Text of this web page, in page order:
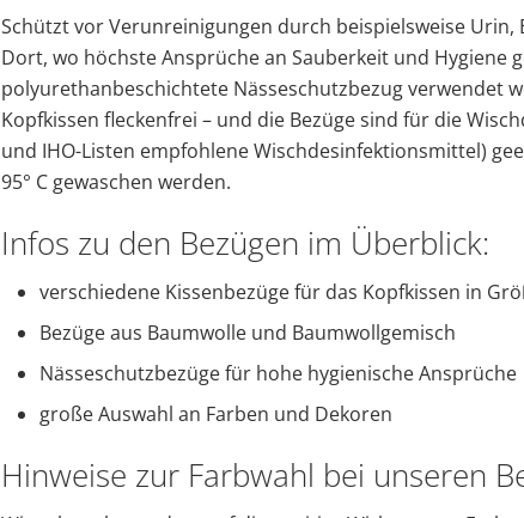
Schützt vor Verunreinigungen durch beispielsweise
Dort, wo höchste Ansprüche an Sauberkeit und Hygiene
polyurethanbeschichtete Nässeschutzbezug verwendet
Kopfkissen fleckenfrei – und die Bezüge sind für die
und IHO-Listen empfohlene Wischdesinfektionsmittel)
95° C gewaschen werden.
Infos zu den Bezügen im Überblick:
verschiedene Kissenbezüge für das Kopfkissen in
Bezüge aus Baumwolle und Baumwollgemisch
Nässeschutzbezüge für hohe hygienische Ansprüche
große Auswahl an Farben und Dekoren
Hinweise zur Farbwahl bei unseren